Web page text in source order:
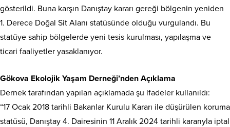
gösterildi. Buna karşın Danıştay kararı gereği bölgenin yeniden
1. Derece Doğal Sit Alanı statüsünde olduğu vurgulandı. Bu
statüye sahip bölgelerde yeni tesis kurulması, yapılaşma ve
ticari faaliyetler yasaklanıyor.
Gökova Ekolojik Yaşam Derneği’nden Açıklama
Dernek tarafından yapılan açıklamada şu ifadeler kullanıldı:
“17 Ocak 2018 tarihli Bakanlar Kurulu Kararı ile düşürülen koruma
statüsü, Danıştay 4. Dairesinin 11 Aralık 2024 tarihli kararıyla iptal